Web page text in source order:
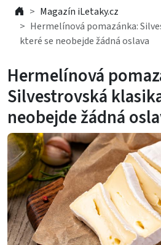
Magazín iLetaky.cz
Hermelínová pomazánka:
které se neobejde žádná oslava
Hermelínová
Silvestrovská
neobejde žádná